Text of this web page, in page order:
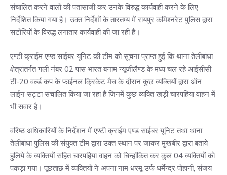
संचालित करने वालों की पतासाजी कर उनके विरुद्ध कार्यवाही करने के लिए
निर्देशित किया गया है। उक्त निर्देशों के तारतम्य में रायपुर कमिश्नरेट पुलिस द्वारा
सटोरियों के विरुद्ध लगातार कार्यवाही की जा रही है।
एण्टी क्राईम एण्ड साईबर यूनिट की टीम को सूचना प्राप्त हुई कि थाना तेलीबांधा
क्षेत्रांतर्गत गली नंबर 02 पास भारत बनाम न्यूजीलैण्ड के मध्य चल रहे आईसीसी
टी-20 वर्ल्ड कप के फाईनल क्रिकेट मैच के दौरान कुछ व्यक्तियों द्वारा ऑन
लाईन सट्टा संचालित किया जा रहा है जिनमें कुछ व्यक्ति खड़ी चारपहिया वाहन में
भी सवार है।
वरिष्ठ अधिकारियों के निर्देशन में एण्टी क्राईम एण्ड साईबर यूनिट तथा थाना
तेलीबांधा पुलिस की संयुक्त टीम द्वारा उक्त स्थान पर जाकर मुखबीर द्वारा बताये
हुलिये के व्यक्तियों सहित चारपहिया वाहन को चिन्हांकित कर कुल 04 व्यक्तियों को
पकड़ा गया। पूछताछ में व्यक्तियों ने अपना नाम धरमू उर्फ धर्मेन्द्र पोहानी, संजय